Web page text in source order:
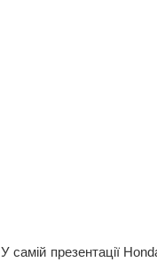
У самій презентації